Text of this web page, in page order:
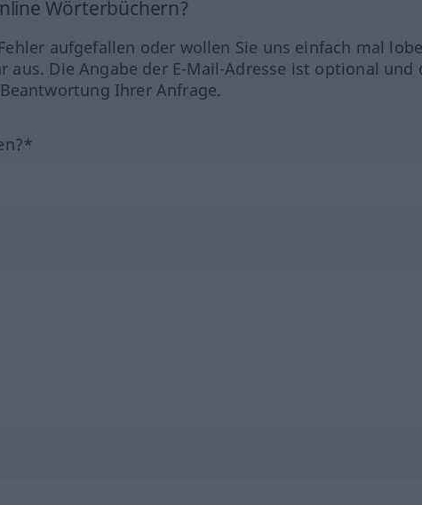
Wörterbüchern?
aufgefallen oder wollen Sie uns einfach mal
aus. Die Angabe der E-Mail-Adresse ist optional und
Ihrer Anfrage.